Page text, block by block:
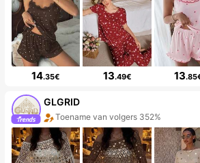
14.35€ 13.49€ 13
GLGRID
Toename van volgers 352%